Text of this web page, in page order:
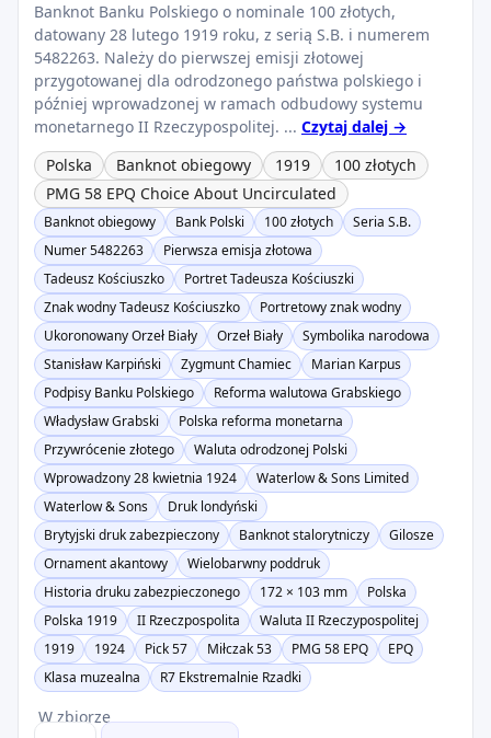
Banknot Banku Polskiego o nominale 100 złotych,
datowany 28 lutego 1919 roku, z serią S.B. i numerem
5482263. Należy do pierwszej emisji złotowej
przygotowanej dla odrodzonego państwa polskiego i
później wprowadzonej w ramach odbudowy systemu
monetarnego II Rzeczypospolitej. ... Czytaj dalej →
Polska
Banknot obiegowy 1919
100 złotych
PMG 58 EPQ Choice About Uncirculated
Banknot obiegowy Bank Polski 100 złotych
Seria S.B.
Numer 5482263
Pierwsza emisja złotowa
Tadeusz Kościuszko
Portret Tadeusza Kościuszki
Znak wodny Tadeusz Kościuszko
Portretowy znak wodny
Ukoronowany Orzeł Biały
Orzeł Biały
Symbolika narodowa
Stanisław Karpiński
Zygmunt Chamiec
Marian Karpus
Podpisy Banku Polskiego
Reforma walutowa Grabskiego
Władysław Grabski
Polska reforma monetarna
Przywrócenie złotego
Waluta odrodzonej Polski
Wprowadzony 28 kwietnia 1924
Waterlow & Sons Limited
Waterlow & Sons
Druk londyński
Brytyjski druk zabezpieczony
Banknot stalorytniczy
Gilosze
Ornament akantowy
Wielobarwny poddruk
Historia druku zabezpieczonego
172 × 103 mm
Polska
Polska 1919
II Rzeczpospolita
Waluta II Rzeczypospolitej
1919
1924 Pick 57 Miłczak 53 PMG 58 EPQ
EPQ
Klasa muzealna
R7 Ekstremalnie Rzadki
W zbiorze